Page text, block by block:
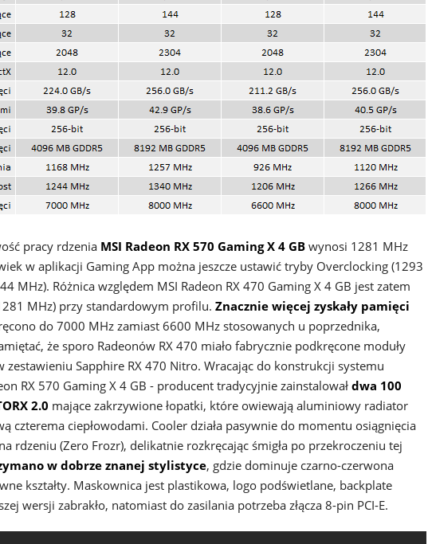
pracy rdzenia MSI Radeon RX 570 Gaming X 4 GB wynosi 1281 MHz
w aplikacji Gaming App można jeszcze ustawić tryby Overclocking (1293
MHz). Różnica względem MSI Radeon RX 470 Gaming X 4 GB jest zatem
MHz) przy standardowym profilu. Znacznie więcej zyskały pamięci
do 7000 MHz zamiast 6600 MHz stosowanych u poprzednika,
że sporo Radeonów RX 470 miało fabrycznie podkręcone moduły
zestawieniu Sapphire RX 470 Nitro. Wracając do konstrukcji systemu
RX 570 Gaming X 4 GB - producent tradycyjnie zainstalował dwa 100
2.0 mające zakrzywione łopatki, które owiewają aluminiowy radiator
czterema ciepłowodami. Cooler działa pasywnie do momentu osiągnięcia
rdzeniu (Zero Frozr), delikatnie rozkręcając śmigła po przekroczeniu tej
w dobrze znanej stylistyce, gdzie dominuje czarno-czerwona
kształty. Maskownica jest plastikowa, logo podświetlane, backplate
wersji zabrakło, natomiast do zasilania potrzeba złącza 8-pin PCI-E.